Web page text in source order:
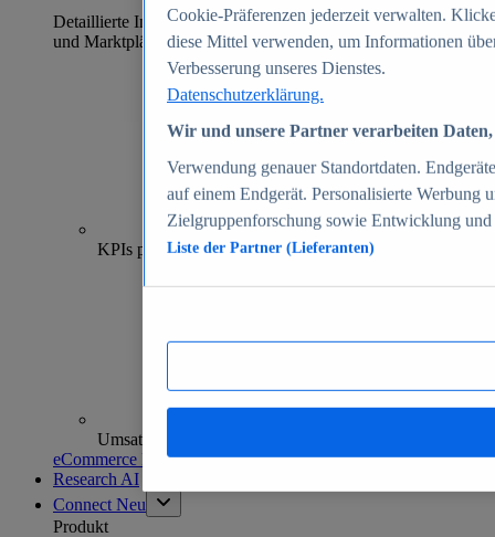
Detaillierte Informationen zu mehr als 39.000 Online-Shops
und Marktplätzen
70+
KPIs pro Shop
Umsatzanalysen und -prognosen
eCommerce Insights entdecken
Research AI
Connect Neu
Produkt
Cookie-Präferenzen jederzeit verwalten.
diese Mittel verwenden, um Informationen
Verbesserung unseres Dienstes.
Datenschutzerklärung.
Wir und unsere Partner verarbeiten
Verwendung genauer Standortdaten.
auf einem Endgerät. Personalisierte Werbung
Zielgruppenforschung sowie Entwicklung
Liste der Partner (Lieferanten)